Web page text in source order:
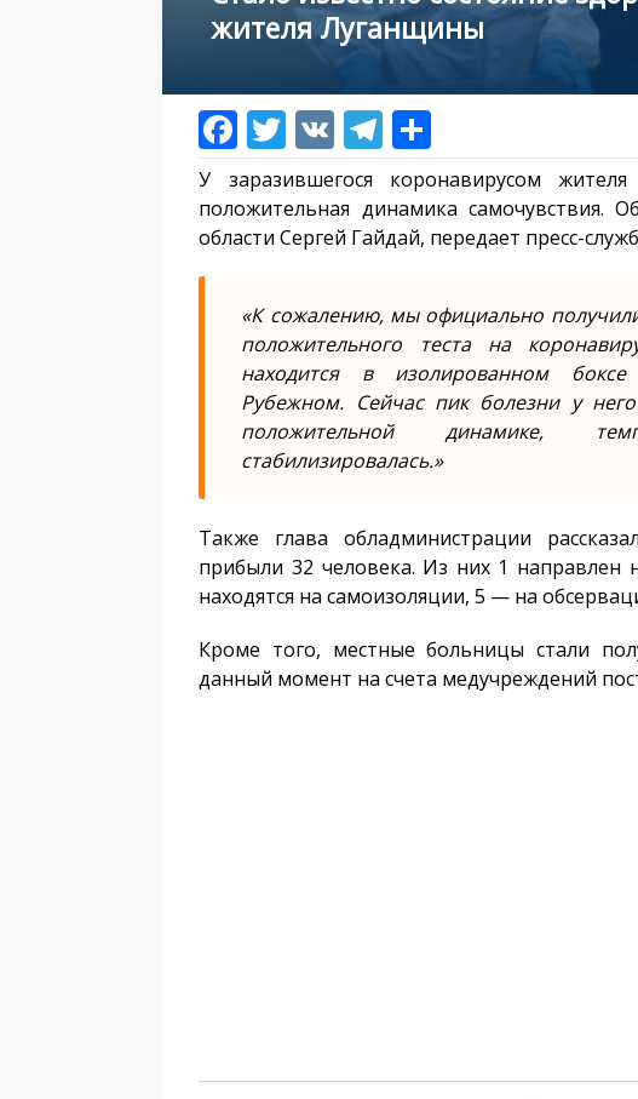
жителя Луганщины
У заразившегося коронавирусом
положительная динамика самочувствия.
области Сергей Гайдай, передает пресс-
«К сожалению, мы официально
положительного теста на
находится в изолированном
Рубежном. Сейчас пик болезни у
положительной динамике,
стабилизировалась.»
Также глава обладминистрации
прибыли 32 человека. Из них 1
находятся на самоизоляции, 5 — на
Кроме того, местные больницы стали
данный момент на счета медучреждений